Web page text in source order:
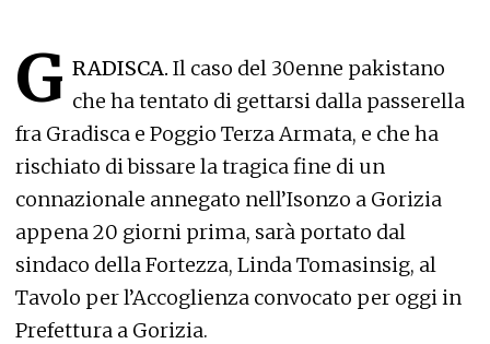
G RADISCA. Il caso del 30enne pakistano
che ha tentato di gettarsi dalla passerella
fra Gradisca e Poggio Terza Armata, e che ha
rischiato di bissare la tragica fine di un
connazionale annegato nell’Isonzo a Gorizia
appena 20 giorni prima, sarà portato dal
sindaco della Fortezza, Linda Tomasinsig, al
Tavolo per l’Accoglienza convocato per oggi in
Prefettura a Gorizia.